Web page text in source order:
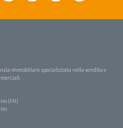
immobiliare specializzata nella vendita e
(Mi)